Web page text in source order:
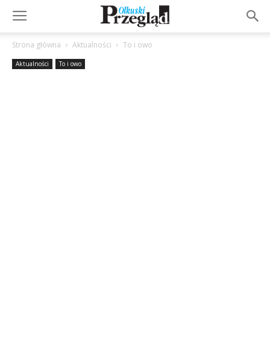
Strona główna Aktualności To i owo
Aktualności To i owo